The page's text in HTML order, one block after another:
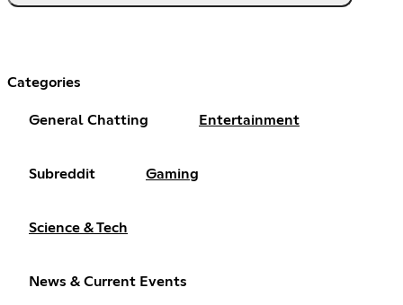
Categories
General Chatting Entertainment
Subreddit Gaming
Science & Tech
News & Current Events